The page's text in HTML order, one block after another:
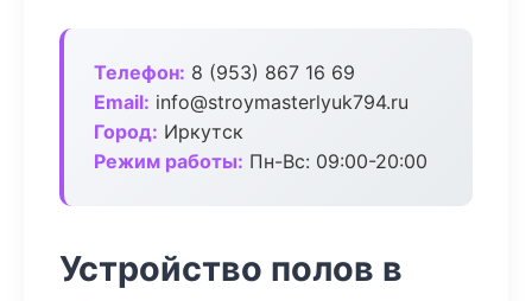
Телефон: 8 (953) 867 16 69
Email: info@stroymasterlyuk794.ru
Город: Иркутск
Режим работы: Пн-Вс: 09:00-20:00
Устройство полов в